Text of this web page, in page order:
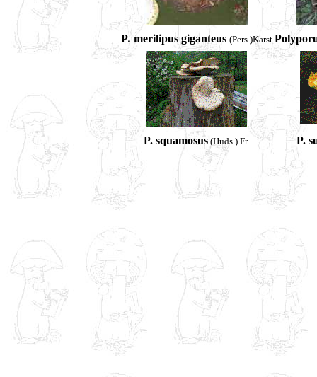
P.merilipus giganteus (Pers.)Karst
P. squamosus (Huds.) Fr. P.